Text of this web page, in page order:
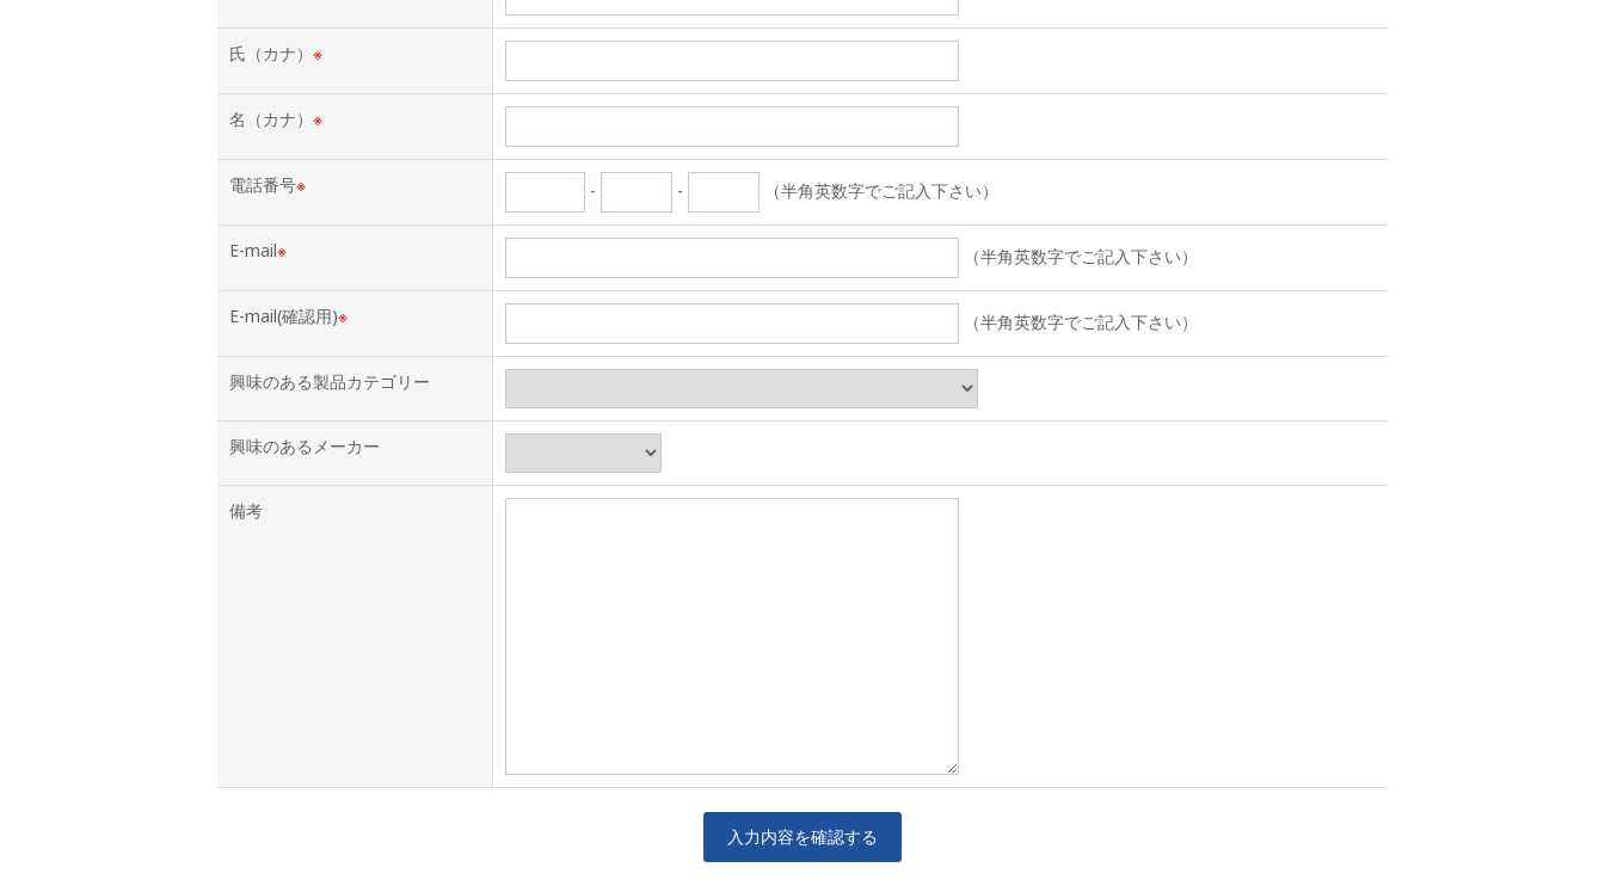
氏（カナ） ※
名（カナ） ※
電話番号※ - - （半角英数字でご記入下さい）
E-mail※ （半角英数字でご記入下さい）
E-mail(確認用)※ （半角英数字でご記入下さい）
興味のある製品カテゴリー
興味のあるメーカー
備考
入力内容を確認する